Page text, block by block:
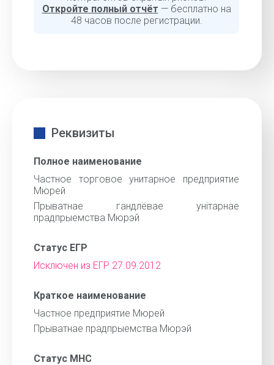
Откройте полный отчёт — бесплатно на
48 часов после регистрации.
Реквизиты
Полное наименование
Частное торговое унитарное предприятие
Мюрей
Прыватнае гандлёвае унiтарнае
прадпрыемства Мюрэй
Статус ЕГР
Исключен из ЕГР 27.09.2012
Краткое наименование
Частное предприятие Мюрей
Прыватнае прадпрыемства Мюрэй
Статус МНС